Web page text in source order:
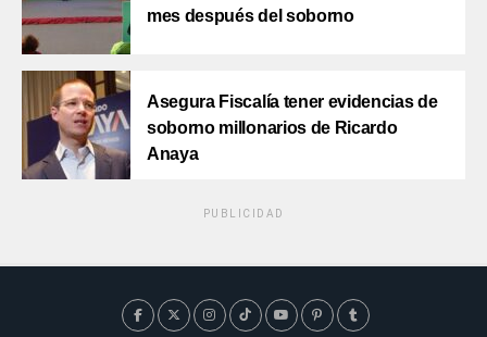
mes después del soborno
Asegura Fiscalía tener evidencias de
soborno millonarios de Ricardo
Anaya
PUBLICIDAD